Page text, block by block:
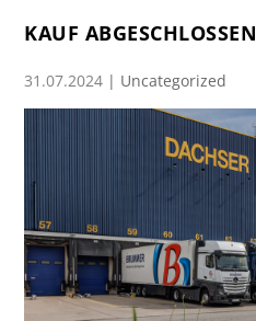
KAUF ABGESCHLOSSEN
31.07.2024 | Uncategorized